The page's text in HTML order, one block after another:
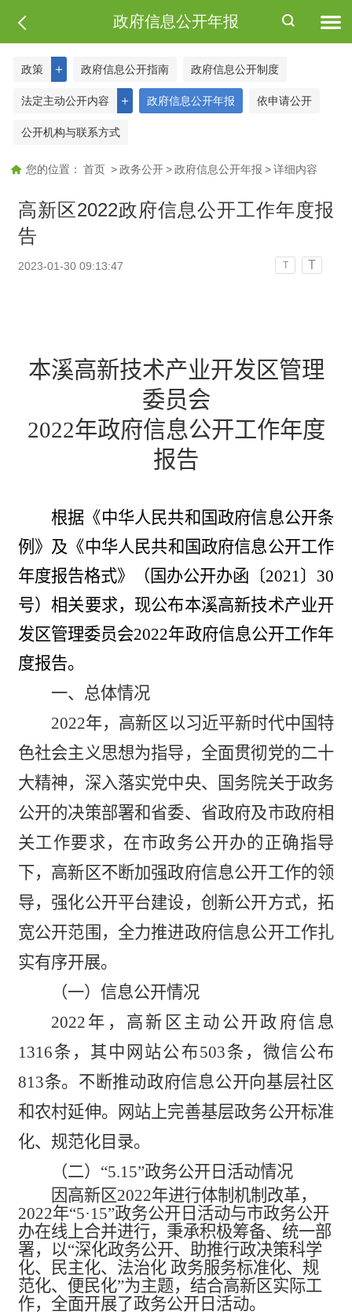
政府信息公开年报
＋
政策 政府信息公开指南 政府信息公开制度
＋
法定主动公开内容 政府信息公开年报 依申请公开
公开机构与联系方式
您的位置： 首页 > 政务公开 > 政府信息公开年报 > 详细内容
高新区2022政府信息公开工作年度报
告
2023-01-30 09:13:47 T T
本溪高新技术产业开发区管理
委员会
2022年政府信息公开工作年度
报告
根据《中华人民共和国政府信息公开条
例》及 《中华人民共和国政府信息公开工作
年度报告格式》（国办公开办函〔2021〕30
号）相关要求，现公布本溪高新技术产业开
发区管理委员会2022年政府信息公开工作年
度报告。
一、总体情况
2022年，高新区以习近平新时代中国特
色社会主义思想为指导，全面贯彻党的二十
大精神，深入落实党中央、国务院关于政务
公开的决策部署和省委、省政府及市政府相
关工作要求，在市政务公开办的正确指导
下，高新区不断加强政府信息公开工作的领
导，强化公开平台建设，创新公开方式，拓
宽公开范围，全力推进政府信息公开工作扎
实有序开展。
（一）信息公开情况
2022 年，高新区主动公开政府信息
1316条，其中网站公布503条，微信公布
813条。不断推动政府信息公开向基层社区
和农村延伸。网站上完善基层政务公开标准
化、规范化目录。
（二）“5.15”政务公开日活动情况
因高新区2022年进行体制机制改革，
2022年“5·15”政务公开日活动与市政务公开
办在线上合并进行，秉承积极筹备、统一部
署，以“深化政务公开、助推行政决策科学
化、民主化、法治化 政务服务标准化、规
范化、便民化”为主题，结合高新区实际工
作，全面开展了政务公开日活动。